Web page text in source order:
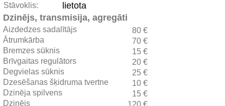
Stāvoklis:
lietota
Dzinējs, transmisija, agregāti
Aizdedzes sadalītājs
80 €
Ātrumkārba
70 €
Bremzes sūknis
15 €
Brīvgaitas regulātors
20 €
Degvielas sūknis
25 €
Dzesēšanas šķidruma tvertne
10 €
Dzinēja spilvens
15 €
Dzinējs
120 €